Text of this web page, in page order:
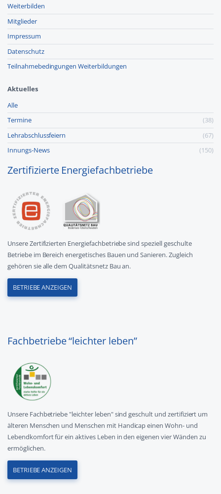
Weiterbilden
Mitglieder
Impressum
Datenschutz
Teilnahmebedingungen Weiterbildungen
Aktuelles
Alle
Termine
(38)
Lehr­abschluss­feiern
(67)
Innungs-News
(150)
Zertifizierte Energiefachbetriebe
Unsere Zertifizierten Energiefachbetriebe sind speziell geschulte
Betriebe im Bereich energetisches Bauen und Sanieren. Zugleich
gehören sie alle dem Qualitätsnetz Bau an.
BETRIEBE ANZEIGEN
Fachbetriebe “leichter leben”
Unsere Fachbetriebe "leichter leben" sind geschult und zertifiziert um
älteren Menschen und Menschen mit Handicap einen Wohn- und
Lebendkomfort für ein aktives Leben in den eigenen vier Wänden zu
ermöglichen.
BETRIEBE ANZEIGEN